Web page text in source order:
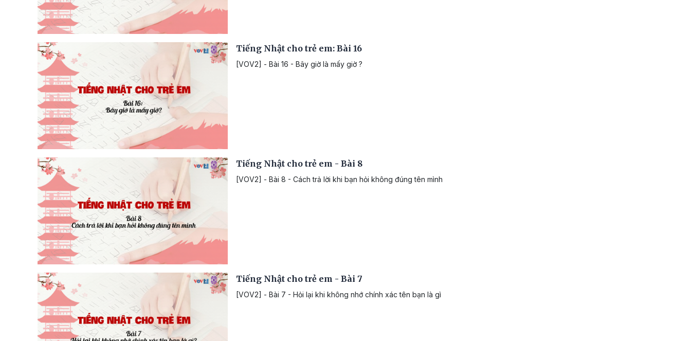
Tiếng Nhật cho trẻ em: Bài 16
[VOV2] - Bài 16 - Bây giờ là mấy giờ ?
Tiếng Nhật cho trẻ em - Bài 8
[VOV2] - Bài 8 - Cách trả lời khi bạn hỏi không đúng tên mình
Tiếng Nhật cho trẻ em - Bài 7
[VOV2] - Bài 7 - Hỏi lại khi không nhớ chính xác tên bạn là gì